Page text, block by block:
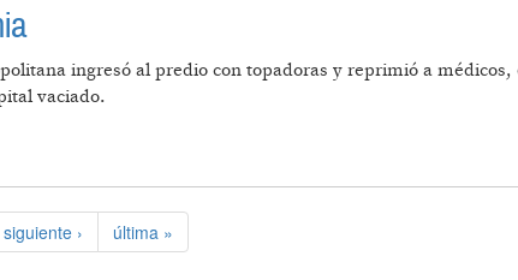
ingresó al predio con topadoras y reprimió a
vaciado.
siguiente › última »